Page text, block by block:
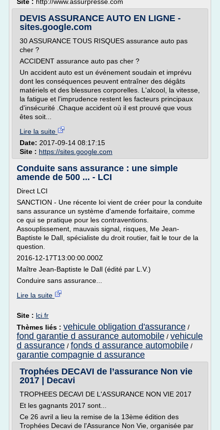
DEVIS ASSURANCE AUTO EN LIGNE -
sites.google.com
30 ASSURANCE TOUS RISQUES assurance auto pas
cher ?
ACCIDENT assurance auto pas cher ?
Un accident auto est un événement soudain et imprévu
dont les conséquences peuvent entraîner des dégâts
matériels et des blessures corporelles. L'alcool, la vitesse,
la fatigue et l'imprudence restent les facteurs principaux
d'insécurité .Chaque accident où il est prouvé que vous
êtes soit...
Lire la suite
Date: 2017-09-14 08:17:15
Site : https://sites.google.com
Conduite sans assurance : une simple
amende de 500 ... - LCI
Direct LCI
SANCTION - Une récente loi vient de créer pour la conduite
sans assurance un système d'amende forfaitaire, comme
ce qui se pratique pour les contraventions.
Assouplissement, mauvais signal, risques, Me Jean-
Baptiste le Dall, spécialiste du droit routier, fait le tour de la
question.
2016-12-17T13:00:00.000Z
Maître Jean-Baptiste le Dall (édité par L.V.)
Conduire sans assurance...
Lire la suite
Site : lci.fr
Thèmes liés : vehicule obligation d'assurance /
fond garantie d assurance automobile / vehicule
d assurance / fonds d assurance automobile /
garantie compagnie d assurance
Trophées DECAVI de l’assurance Non vie
2017 | Decavi
TROPHEES DECAVI DE L'ASSURANCE NON VIE 2017
Et les gagnants 2017 sont...
Ce 26 avril a lieu la remise de la 13ème édition des
Trophées Decavi de l'Assurance Non Vie, organisée par